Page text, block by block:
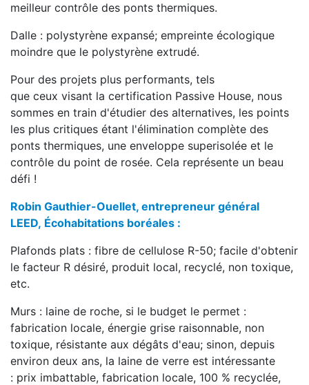
meilleur contrôle des ponts thermiques.
Dalle : polystyrène expansé; empreinte écologique
moindre que le polystyrène extrudé.
Pour des projets plus performants, tels
que ceux visant la certification Passive House, nous
sommes en train d'étudier des alternatives, les points
les plus critiques étant l'élimination complète des
ponts thermiques, une enveloppe superisolée et le
contrôle du point de rosée. Cela représente un beau
défi !
Robin Gauthier-Ouellet, entrepreneur général
LEED, Écohabitations boréales :
Plafonds plats : fibre de cellulose R-50; facile d'obtenir
le facteur R désiré, produit local, recyclé, non toxique,
etc.
Murs : laine de roche, si le budget le permet :
fabrication locale, énergie grise raisonnable, non
toxique, résistante aux dégâts d'eau; sinon, depuis
environ deux ans, la laine de verre est intéressante
: prix imbattable, fabrication locale, 100 % recyclée,